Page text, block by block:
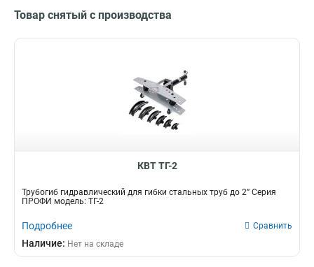
Товар снятый с производства
КВТ ТГ-2
Трубогиб гидравлический для гибки стальных труб до 2” Серия
ПРОФИ модель: ТГ-2
Подробнее Сравнить
Наличие: Нет на складе